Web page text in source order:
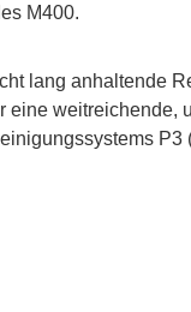
M400.
lang anhaltende
weitreichende,